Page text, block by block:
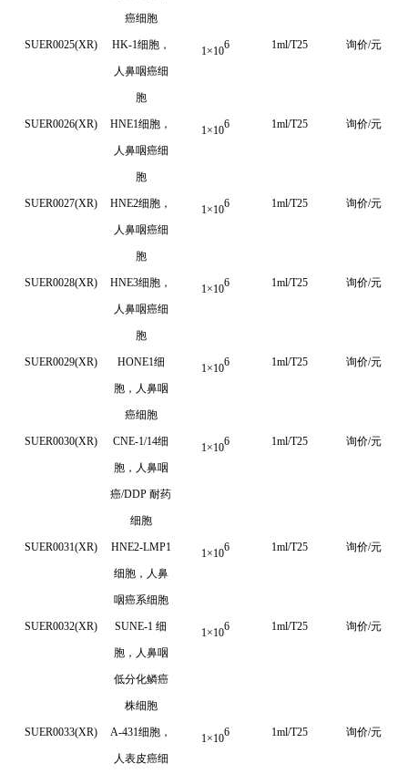
癌细胞
SUER0025(XR) HK-1细胞，
人鼻咽癌细
胞
1 ×106 1ml/T25 询价/元
SUER0026(XR) HNE1细胞，
人鼻咽癌细
胞
1 ×106 1ml/T25 询价/元
SUER0027(XR) HNE2细胞，
人鼻咽癌细
胞
1 ×106 1ml/T25 询价/元
SUER0028(XR) HNE3细胞，
人鼻咽癌细
胞
1 ×106 1ml/T25 询价/元
SUER0029(XR) HONE1细
胞，人鼻咽
癌细胞
1 ×106 1ml/T25 询价/元
SUER0030(XR) CNE-1/14细
胞，人鼻咽
癌/DDP 耐药
细胞
1 ×106 1ml/T25 询价/元
SUER0031(XR) HNE2-LMP1
细胞，人鼻
咽癌系细胞
1 ×106 1ml/T25 询价/元
SUER0032(XR) SUNE-1细
胞，人鼻咽
低分化鳞癌
株细胞
1 ×106 1ml/T25 询价/元
SUER0033(XR) A-431细胞，
人表皮癌细
1 ×106 1ml/T25 询价/元